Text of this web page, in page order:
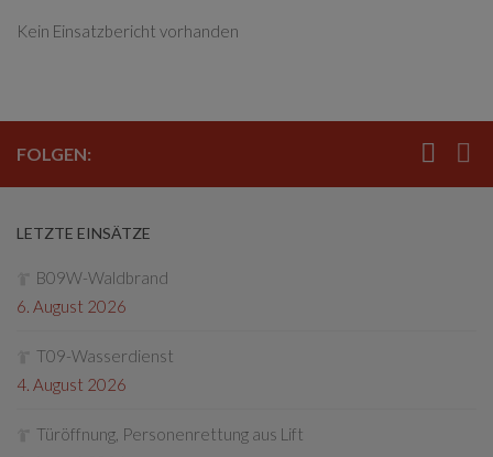
Kein Einsatzbericht vorhanden
FOLGEN:
LETZTE EINSÄTZE
B09W-Waldbrand
6. August 2026
T09-Wasserdienst
4. August 2026
Türöffnung, Personenrettung aus Lift